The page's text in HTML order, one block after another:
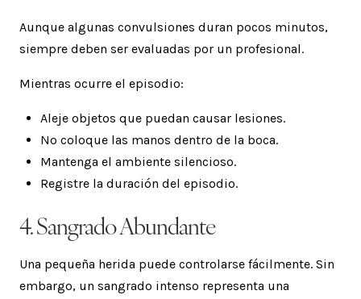
Aunque algunas convulsiones duran pocos minutos,
siempre deben ser evaluadas por un profesional.
Mientras ocurre el episodio:
Aleje objetos que puedan causar lesiones.
No coloque las manos dentro de la boca.
Mantenga el ambiente silencioso.
Registre la duración del episodio.
4. Sangrado Abundante
Una pequeña herida puede controlarse fácilmente. Sin
embargo, un sangrado intenso representa una